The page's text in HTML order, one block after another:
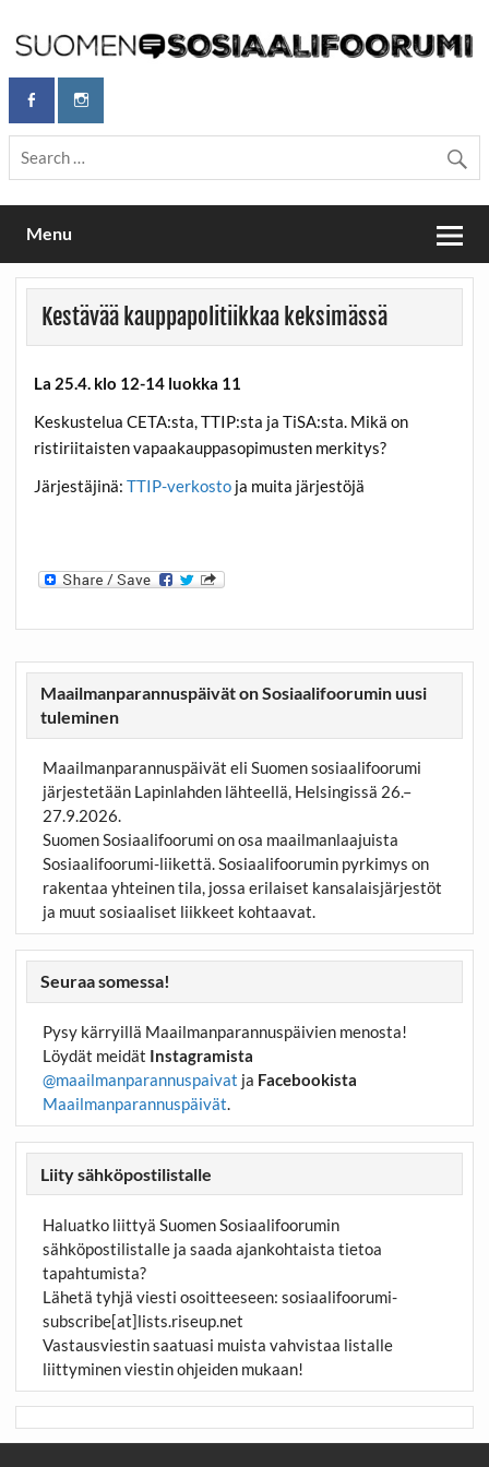
content
Maailmanparannuspäivät / Suomen
Sosiaalifoorumi
Maailmanparannuspäivät Lapinlahden Lähteellä, Helsingissä
26.–27.9.2026
Menu
Kestävää kauppapolitiikkaa keksimässä
La 25.4. klo 12-14 luokka 11
Keskustelua CETA:sta, TTIP:sta ja TiSA:sta. Mikä on
ristiriitaisten vapaakauppasopimusten merkitys?
Järjestäjinä:TTIP-verkosto ja muita järjestöjä
Maailmanparannuspäivät on Sosiaalifoorumin uusi
tuleminen
Maailmanparannuspäivät eli Suomen sosiaalifoorumi
järjestetään Lapinlahden lähteellä, Helsingissä 26.–
27.9.2026.
Suomen Sosiaalifoorumi on osa maailmanlaajuista
Sosiaalifoorumi-liikettä. Sosiaalifoorumin pyrkimys on
rakentaa yhteinen tila, jossa erilaiset kansalaisjärjestöt
ja muut sosiaaliset liikkeet kohtaavat.
Seuraa somessa!
Pysy kärryillä Maailmanparannuspäivien menosta!
Löydät meidät Instagramista
@maailmanparannuspaivat ja Facebookista
Maailmanparannuspäivät.
Liity sähköpostilistalle
Haluatko liittyä Suomen Sosiaalifoorumin
sähköpostilistalle ja saada ajankohtaista tietoa
tapahtumista?
Lähetä tyhjä viesti osoitteeseen: sosiaalifoorumi-
subscribe[at]lists.riseup.net
Vastausviestin saatuasi muista vahvistaa listalle
liittyminen viestin ohjeiden mukaan!